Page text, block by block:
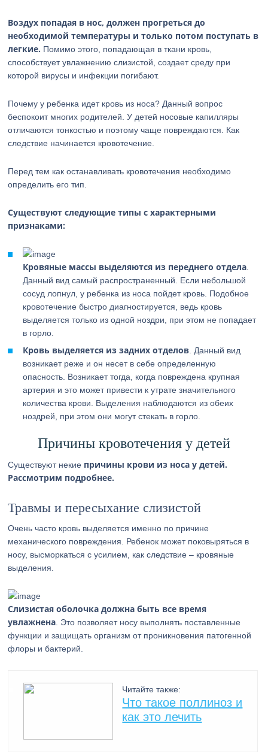
Воздух попадая в нос, должен прогреться до
необходимой температуры и только потом поступать в
легкие. Помимо этого, попадающая в ткани кровь,
способствует увлажнению слизистой, создает среду при
которой вирусы и инфекции погибают.
Почему у ребенка идет кровь из носа? Данный вопрос
беспокоит многих родителей. У детей носовые капилляры
отличаются тонкостью и поэтому чаще повреждаются. Как
следствие начинается кровотечение.
Перед тем как останавливать кровотечения необходимо
определить его тип.
Существуют следующие типы с характерными
признаками:
Кровяные массы выделяются из переднего отдела
Данный вид самый распространенный. Если небольшой
сосуд лопнул, у ребенка из носа пойдет кровь. Подобное
кровотечение быстро диагностируется, ведь кровь
выделяется только из одной ноздри, при этом не попадает
в горло.
Кровь выделяется из задних отделов . Данный вид
возникает реже и он несет в себе определенную
опасность. Возникает тогда, когда повреждена крупная
артерия и это может привести к утрате значительного
количества крови. Выделения наблюдаются из обеих
ноздрей, при этом они могут стекать в горло.
Причины кровотечения у детей
Существуют некие причины крови из носа у детей.
Рассмотрим подробнее.
Травмы и пересыхание слизистой
Очень часто кровь выделяется именно по причине
механического повреждения. Ребенок может поковыряться в
носу, высморкаться с усилием, как следствие – кровяные
выделения.
Слизистая оболочка должна быть все время
увлажнена . Это позволяет носу выполнять поставленные
функции и защищать организм от проникновения патогенной
флоры и бактерий.
Читайте также:
Что такое поллиноз и
как это лечить